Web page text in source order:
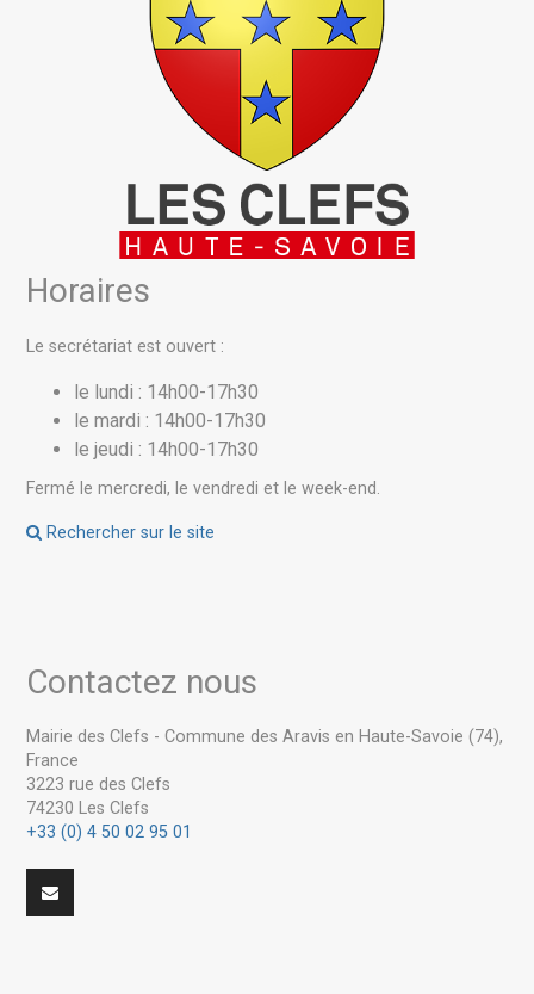
Horaires
Le secrétariat est ouvert :
le lundi : 14h00-17h30
le mardi : 14h00-17h30
le jeudi : 14h00-17h30
Fermé le mercredi, le vendredi et le week-end.
Rechercher sur le site
Contactez nous
Mairie des Clefs - Commune des Aravis en Haute-Savoie (74),
France
3223 rue des Clefs
74230 Les Clefs
+33 (0) 4 50 02 95 01